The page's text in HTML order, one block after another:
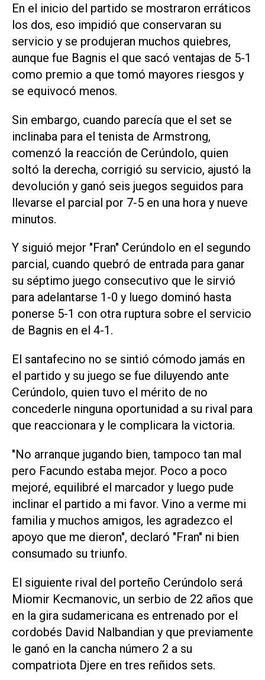
En el inicio del partido se mostraron erráticos
los dos, eso impidió que conservaran su
servicio y se produjeran muchos quiebres,
aunque fue Bagnis el que sacó ventajas de 5-1
como premio a que tomó mayores riesgos y
se equivocó menos.
Sin embargo, cuando parecía que el set se
inclinaba para el tenista de Armstrong,
comenzó la reacción de Cerúndolo, quien
soltó la derecha, corrigió su servicio, ajustó la
devolución y ganó seis juegos seguidos para
llevarse el parcial por 7-5 en una hora y nueve
minutos.
Y siguió mejor "Fran" Cerúndolo en el segundo
parcial, cuando quebró de entrada para ganar
su séptimo juego consecutivo que le sirvió
para adelantarse 1-0 y luego dominó hasta
ponerse 5-1 con otra ruptura sobre el servicio
de Bagnis en el 4-1.
El santafecino no se sintió cómodo jamás en
el partido y su juego se fue diluyendo ante
Cerúndolo, quien tuvo el mérito de no
concederle ninguna oportunidad a su rival para
que reaccionara y le complicara la victoria.
"No arranque jugando bien, tampoco tan mal
pero Facundo estaba mejor. Poco a poco
mejoré, equilibré el marcador y luego pude
inclinar el partido a mi favor. Vino a verme mi
familia y muchos amigos, les agradezco el
apoyo que me dieron", declaró "Fran" ni bien
consumado su triunfo.
El siguiente rival del porteño Cerúndolo será
Miomir Kecmanovic, un serbio de 22 años que
en la gira sudamericana es entrenado por el
cordobés David Nalbandian y que previamente
le ganó en la cancha número 2 a su
compatriota Djere en tres reñidos sets.